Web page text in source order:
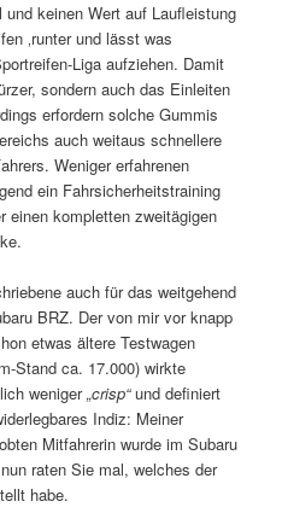
keinen Wert auf Laufleistung
‚runter und lässt was
Liga aufziehen. Damit
sondern auch das Einleiten
erfordern solche Gummis
auch weitaus schnellere
Weniger erfahrenen
ein Fahrsicherheitstraining
einen kompletten zweitägigen
auch für das weitgehend
BRZ. Der von mir vor knapp
etwas ältere Testwagen
Stand ca. 17.000) wirkte
weniger„crisp“und definiert
Indiz: Meiner
Mitfahrerin wurde im Subaru
raten Sie mal, welches der
habe.